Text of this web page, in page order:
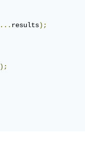
... results);
);